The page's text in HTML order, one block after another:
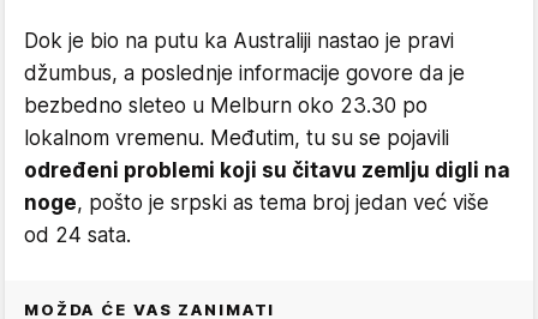
Dok je bio na putu ka Australiji nastao je pravi
džumbus, a poslednje informacije govore da je
bezbedno sleteo u Melburn oko 23.30 po
lokalnom vremenu. Međutim, tu su se pojavili
određeni problemi koji su čitavu zemlju digli na
noge, pošto je srpski as tema broj jedan već više
od 24 sata.
MOŽDA ĆE VAS ZANIMATI